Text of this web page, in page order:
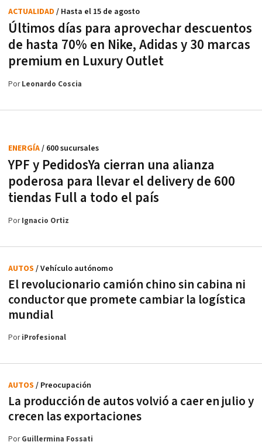
Últimos días para aprovechar descuentos
de hasta 70% en Nike, Adidas y 30 marcas
premium en Luxury Outlet
ACTUALIDAD / Hasta el 15 de agosto
PorLeonardo Coscia
YPF y PedidosYa cierran una alianza
poderosa para llevar el delivery de 600
tiendas Full a todo el país
ENERGÍA/ 600 sucursales
PorIgnacio Ortiz
El revolucionario camión chino sin cabina ni
conductor que promete cambiar la logística
mundial
AUTOS / Vehículo autónomo
PoriProfesional
La producción de autos volvió a caer en julio y
crecen las exportaciones
AUTOS / Preocupación
PorGuillermina Fossati